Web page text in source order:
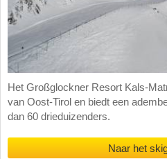
Het Großglockner Resort Kals-
van Oost-Tirol en biedt een
dan 60 drieduizenders.
Naar het